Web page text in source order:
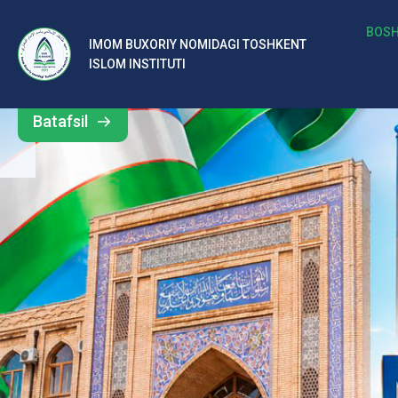
IMOM BUXORIY NOMIDAGI TOSHKENT
ISLOM INSTITUTI
b
al
ar
o‘
rt
a
si
d
Barcha
yangiliklar
Batafsil